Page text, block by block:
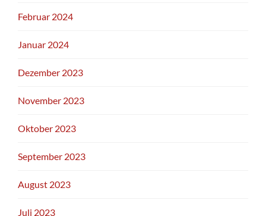
Februar 2024
Januar 2024
Dezember 2023
November 2023
Oktober 2023
September 2023
August 2023
Juli 2023